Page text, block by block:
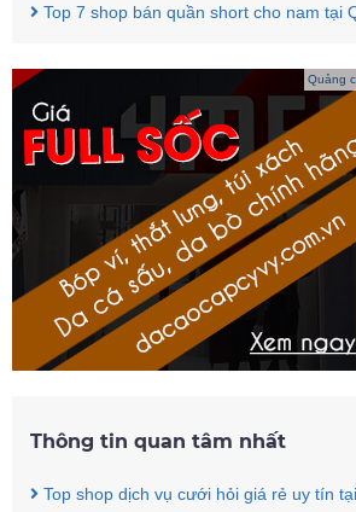
Top 7 shop bán quần short cho nam tại
Quảng
Thông tin quan tâm nhất
Top shop dịch vụ cưới hỏi giá rẻ uy tín